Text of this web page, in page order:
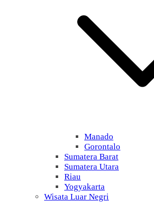
Manado
Gorontalo
Sumatera Barat
Sumatera Utara
Riau
Yogyakarta
Wisata Luar Negri